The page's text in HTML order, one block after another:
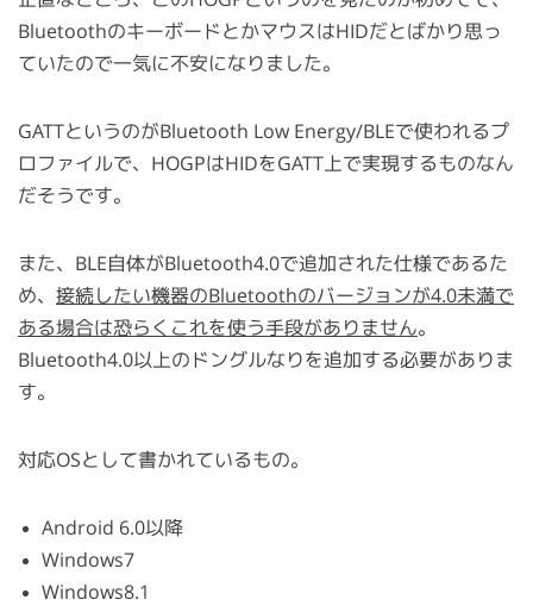
BluetoothのキーボードとかマウスはHIDだとばかり思っ
ていたので一気に不安になりました。
GATTというのがBluetooth Low Energy/BLEで使われるプ
ロファイルで、HOGPはHIDをGATT上で実現するものなん
だそうです。
また、BLE自体がBluetooth4.0で追加された仕様であるた
め、 接続したい機器のBluetoothのバージョンが4.0未満で
ある場合は恐らくこれを使う手段がありません。
Bluetooth4.0以上のドングルなりを追加する必要がありま
す。
対応OSとして書かれているもの。
Android 6.0以降
Windows7
Windows8.1